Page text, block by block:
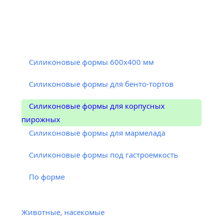
Силиконовые формы 600х400 мм
Силиконовые формы для бенто-тортов
Силиконовые формы для корпусных
пирожных
Силиконовые формы для мармелада
Силиконовые формы под гастроемкость
По форме
Животные, насекомые